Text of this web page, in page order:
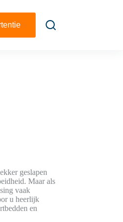
geslapen
Maar als
vaak
u heerlijk
en